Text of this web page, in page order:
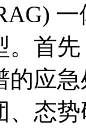
。首
的应
、态